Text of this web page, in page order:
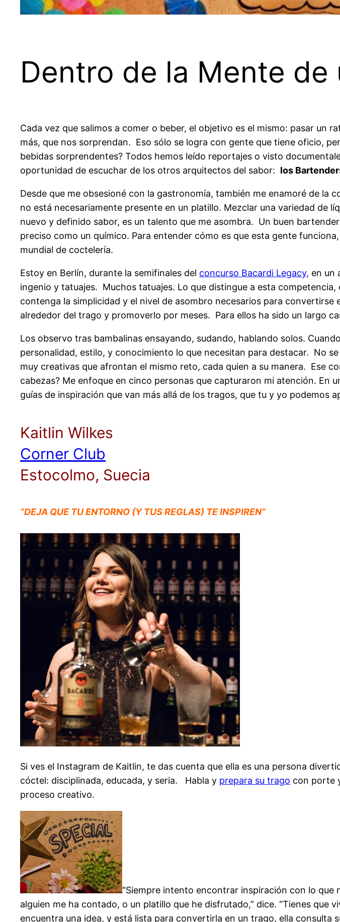
Dentro de la Mente
Cada vez que salimos a comer o beber, el objetivo es el mismo: pasar un
más, que nos sorprendan. Eso sólo se logra con gente que tiene oficio,
bebidas sorprendentes? Todos hemos leído reportajes o visto
oportunidad de escuchar de los otros arquitectos del sabor: los
Desde que me obsesioné con la gastronomía, también me enamoré de
no está necesariamente presente en un platillo. Mezclar una variedad de
nuevo y definido sabor, es un talento que me asombra. Un buen
preciso como un químico. Para entender cómo es que esta gente
mundial de coctelería.
Estoy en Berlín, durante la semifinales del concurso Bacardi Legacy, en un
ingenio y tatuajes. Muchos tatuajes. Lo que distingue a esta
contenga la simplicidad y el nivel de asombro necesarios para
alrededor del trago y promoverlo por meses. Para ellos ha sido un largo
Los observo tras bambalinas ensayando, sudando, hablando solos.
personalidad, estilo, y conocimiento lo que necesitan para destacar. No
muy creativas que afrontan el mismo reto, cada quien a su manera. Ese
cabezas? Me enfoque en cinco personas que capturaron mi atención.
guías de inspiración que van más allá de los tragos, que tu y yo podemos
Kaitlin Wilkes
Corner Club
Estocolmo, Suecia
“DEJA QUE TU ENTORNO (Y TUS REGLAS) TE INSPIREN”
Si ves el Instagram de Kaitlin, te das cuenta que ella es una persona
cóctel: disciplinada, educada, y seria.
Habla y prepara su trago con porte
proceso creativo.
“Siempre intento encontrar inspiración con lo que
alguien me ha contado, o un platillo que he disfrutado,” dice. “Tienes que
encuentra una idea, y está lista para convertirla en un trago, ella consulta